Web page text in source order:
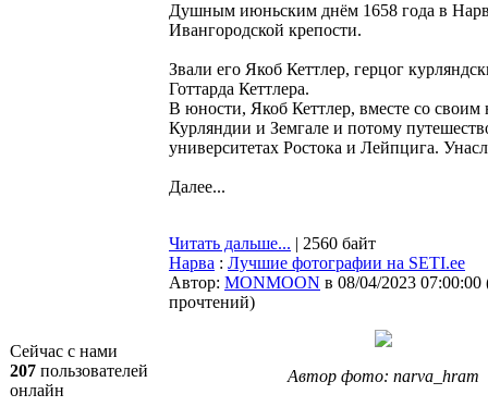
Сейчас с нами
207 пользователей
онлайн
Душным июньским днём 1658 года в
Ивангородской крепости.
Звали его Якоб Кеттлер, герцог
Готтарда Кеттлера.
В юности, Якоб Кеттлер, вместе со
Курляндии и Земгале и потому
университетах Ростока и Лейпцига.
Далее...
Читать дальше... | 2560 байт
Нарва : Лучшие фотографии на SETI.ee
Автор: MONMOON в 08/04/2023 07:00:00
прочтений)
Автор фото: narva_hram